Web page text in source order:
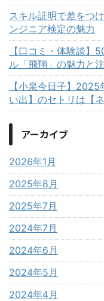
スキル証明で差をつ
ンジニア検定の魅力
【口コミ・体験談】
ル「飛翔」の魅力と
【小泉今日子】
い出】のセトリは【
アーカイブ
2026年1月
2025年8月
2025年7月
2024年7月
2024年6月
2024年5月
2024年4月